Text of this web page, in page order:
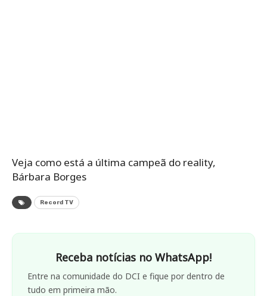
Veja como está a última campeã do reality,
Bárbara Borges
Record TV
Receba notícias no WhatsApp!
Entre na comunidade do DCI e fique por dentro de
tudo em primeira mão.